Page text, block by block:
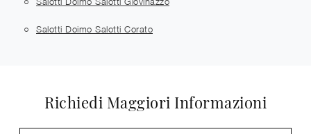
Salotti Doimo Salotti Corato
Richiedi Maggiori Informazioni